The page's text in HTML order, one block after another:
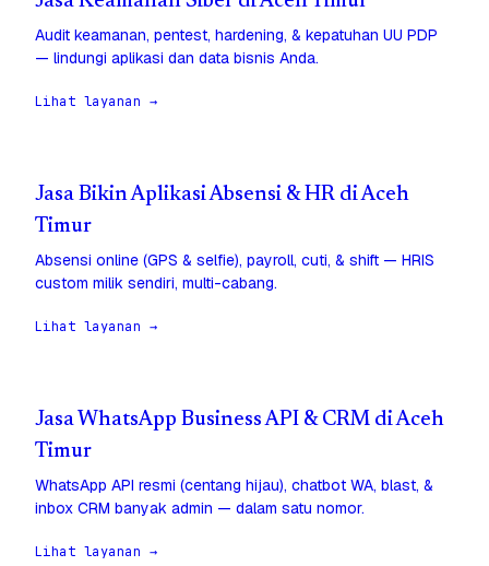
Audit keamanan, pentest, hardening, & kepatuhan UU PDP
— lindungi aplikasi dan data bisnis Anda.
Lihat layanan →
Jasa Bikin Aplikasi Absensi & HR di Aceh
Timur
Absensi online (GPS & selfie), payroll, cuti, & shift — HRIS
custom milik sendiri, multi-cabang.
Lihat layanan →
Jasa WhatsApp Business API & CRM di Aceh
Timur
WhatsApp API resmi (centang hijau), chatbot WA, blast, &
inbox CRM banyak admin — dalam satu nomor.
Lihat layanan →